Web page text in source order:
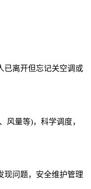
已离开但忘记关空调或
风量等)，科学调度，
现问题，安全维护管理